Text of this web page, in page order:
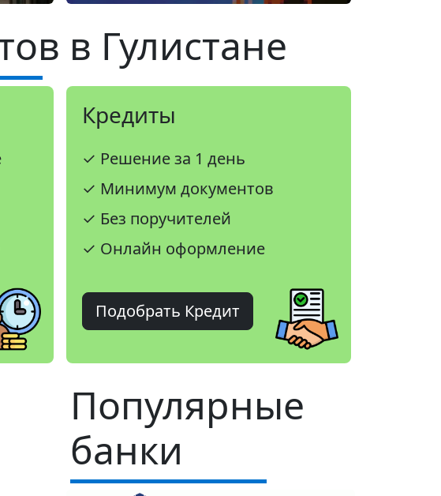
в Гулистане
Кредиты
✓ Решение за 1 день
✓ Минимум документов
✓ Без поручителей
✓ Онлайн оформление
Подобрать Кредит
Популярные
банки